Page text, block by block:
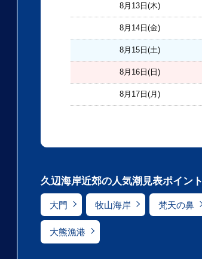
8月13日(木)
8月14日(金)
8月15日(土)
8月16日(日)
8月17日(月)
久辺海岸近郊の人気潮見表ポイント
大門 牧山海岸 梵天の鼻
大熊漁港